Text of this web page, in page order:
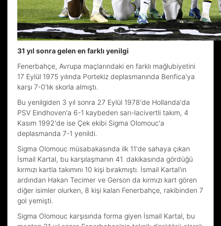
31 yıl sonra gelen en farklı yenilgi
Fenerbahçe, Avrupa maçlarındaki en farklı mağlubiyetini
17 Eylül 1975 yılında Portekiz deplasmanında Benfica'ya
karşı 7-0'lık skorla almıştı.
Bu yenilgiden 3 yıl sonra 27 Eylül 1978'de Hollanda'da
PSV Eindhoven'a 6-1 kaybeden sarı-lacivertli takım, 4
Kasım 1992'de ise Çek ekibi Sigma Olomouc'a
deplasmanda 7-1 yenildi.
Sigma Olomouc müsabakasında ilk 11'de sahaya çıkan
İsmail Kartal, bu karşılaşmanın 41. dakikasında gördüğü
kırmızı kartla takımını 10 kişi bırakmıştı. İsmail Kartal'ın
ardından Hakan Tecimer ve Gerson da kırmızı kart gören
diğer isimler olurken, 8 kişi kalan Fenerbahçe, rakibinden 7
gol yemişti.
Sigma Olomouc karşısında forma giyen İsmail Kartal, bu